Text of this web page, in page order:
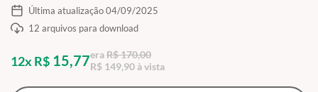
Última atualização 04/09/2025
12 arquivos para download
12x R$ 15,77eraR$ 170,00
R$ 149,90 à vista